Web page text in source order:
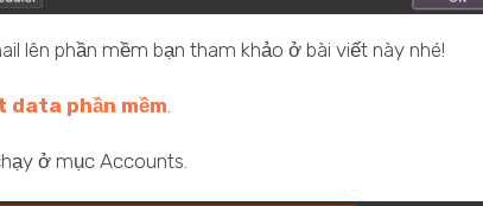
lên phần mềm bạn tham khảo ở bài viết này nhé!
data phần mềm
ở mục Accounts.